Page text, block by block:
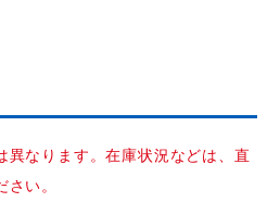
異なります。在庫状況などは、直
い。